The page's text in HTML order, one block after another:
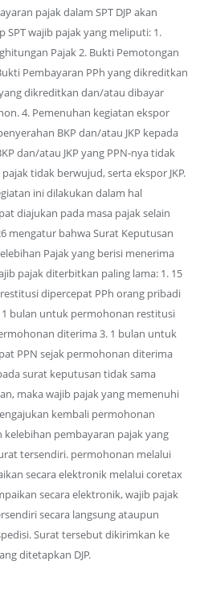
pajak dalam SPT DJP akan
wajib pajak yang meliputi: 1.
Pajak 2. Bukti Pemotongan
Pembayaran PPh yang dikreditkan
dikreditkan dan/atau dibayar
4. Pemenuhan kegiatan ekspor
BKP dan/atau JKP kepada
dan/atau JKP yang PPN-nya tidak
tidak berwujud, serta ekspor JKP.
ini dilakukan dalam hal
diajukan pada masa pajak selain
mengatur bahwa Surat Keputusan
Pajak yang berisi menerima
pajak diterbitkan paling lama: 1. 15
dipercepat PPh orang pribadi
bulan untuk permohonan restitusi
diterima 3. 1 bulan untuk
PPN sejak permohonan diterima
surat keputusan tidak sama
maka wajib pajak yang memenuhi
kembali permohonan
pembayaran pajak yang
tersendiri. permohonan melalui
secara elektronik melalui coretax
secara elektronik, wajib pajak
secara langsung ataupun
Surat tersebut dikirimkan ke
ditetapkan DJP.